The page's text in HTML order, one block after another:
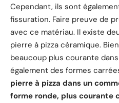
Cependant, ils sont
fissuration. Faire preuve de
avec ce matériau. Il existe
pierre à pizza céramique.
beaucoup plus courante
également des formes
pierre à pizza dans un
forme ronde, plus courante